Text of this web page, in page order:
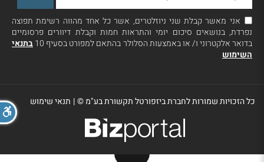
אני מאשר קבלת שני ניוזלטרים, אשר כל אחד מהווה רשימת תפוצה
נפרדת, בנושאים סיכום יומי והתראות חמות וקבלת דיוורים פרסומיים
בדואר אלקטרוני ו/ או באמצעות הסלולר בהתאם למפורט בסעיף 10
בתנאי
השימוש
כל הזכויות שמורות לחברת ביזפורטל תקשורת בע"מ ©| תנאי שימוש